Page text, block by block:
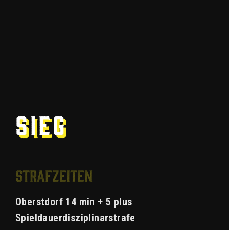
Sieg
Strafzeiten
Oberstdorf 14 min + 5 plus
Spieldauerdisziplinarstrafe